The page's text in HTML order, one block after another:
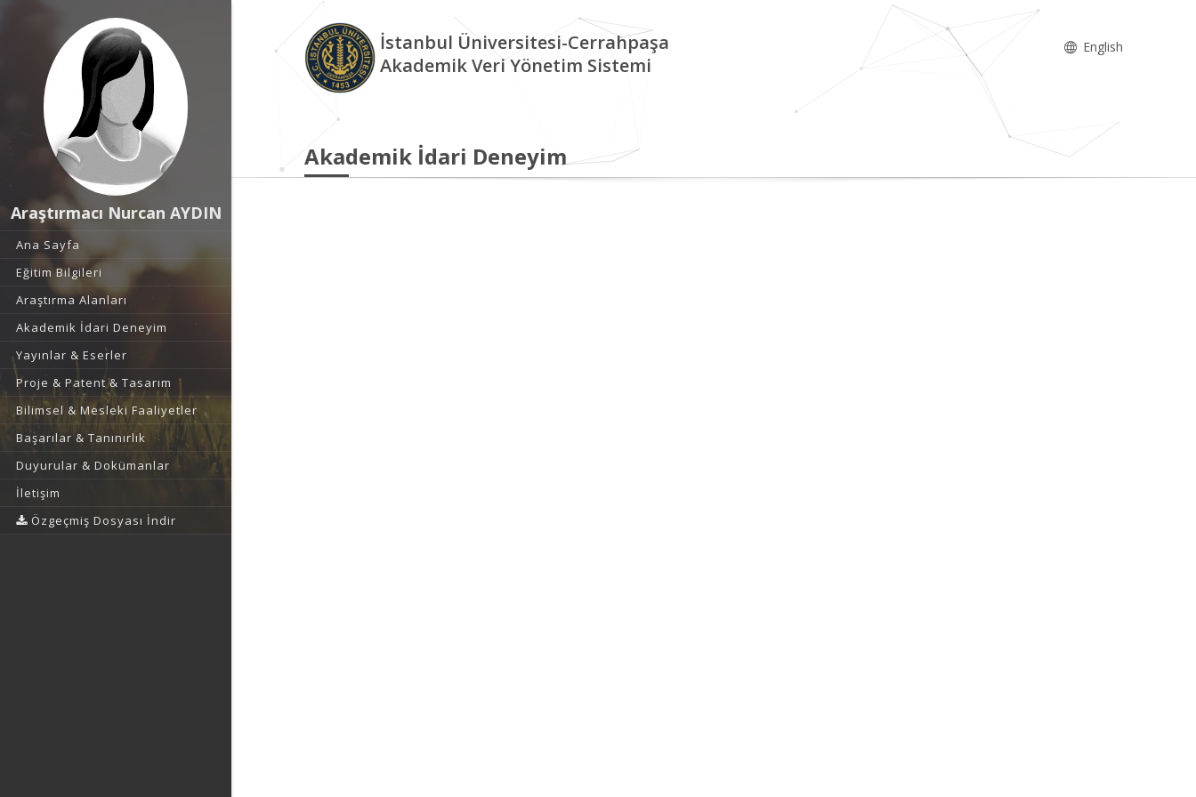
Araştırmacı Nurcan AYDIN
Ana Sayfa
Eğitim Bilgileri
Araştırma Alanları
Akademik İdari Deneyim
Yayınlar & Eserler
Proje & Patent & Tasarım
Bilimsel & Mesleki Faaliyetler
Başarılar & Tanınırlık
Duyurular & Dokümanlar
İletişim
Özgeçmiş Dosyası İndir
İstanbul Üniversitesi-Cerrahpaşa
Akademik Veri Yönetim Sistemi
English
Akademik İdari Deneyim